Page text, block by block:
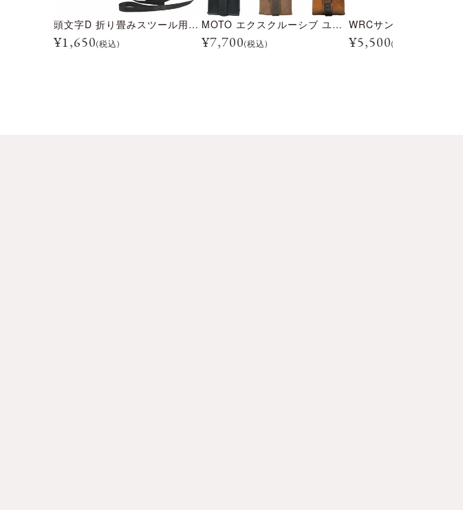
頭文字D 折り畳みスツール用 2WAY クッション付きケース
¥1,650(税込)
MOTO エクスクルーシブ ユーティリティポーチ
¥7,700(税込)
WRCサンバイザー
¥5,500(税込)